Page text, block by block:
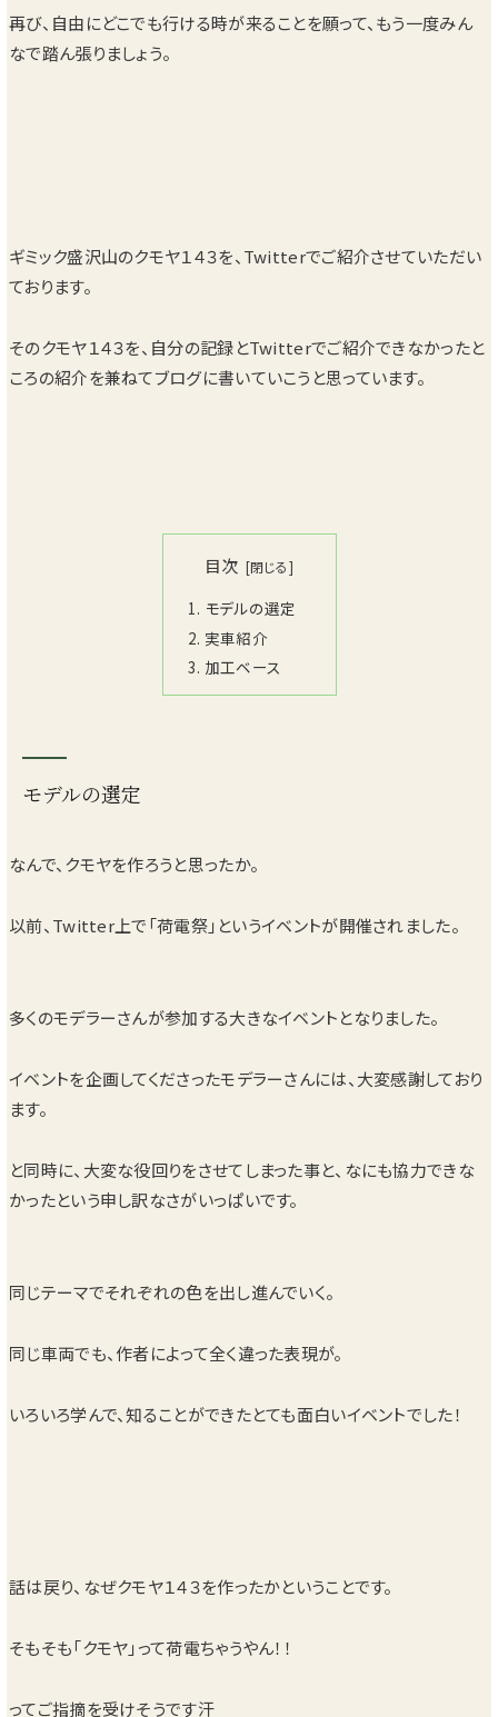
再び、自由にどこでも行ける時が来ることを願って、もう一度みん
なで踏ん張りましょう。
ギミック盛沢山のクモヤ１４３を、Twitterでご紹介させていただい
ております。
そのクモヤ１４３を、自分の記録とTwitterでご紹介できなかったと
ころの紹介を兼ねてブログに書いていこうと思っています。
目次
モデルの選定
実車紹介
加工ベース
モデルの選定
なんで、クモヤを作ろうと思ったか。
以前、Twitter上で「荷電祭」というイベントが開催されました。
多くのモデラーさんが参加する大きなイベントとなりました。
イベントを企画してくださったモデラーさんには、大変感謝しており
ます。
と同時に、大変な役回りをさせてしまった事と、なにも協力できな
かったという申し訳なさがいっぱいです。
同じテーマでそれぞれの色を出し進んでいく。
同じ車両でも、作者によって全く違った表現が。
いろいろ学んで、知ることができたとても面白いイベントでした！
話は戻り、なぜクモヤ１４３を作ったかということです。
そもそも「クモヤ」って荷電ちゃうやん！！
ってご指摘を受けそうです汗